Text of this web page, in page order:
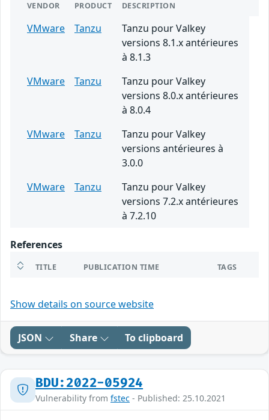
VENDOR PRODUCT DESCRIPTION
VMware Tanzu
Tanzu pour Valkey
versions 8.1.x antérieures
à 8.1.3
VMware
Tanzu
Tanzu pour Valkey
versions 8.0.x antérieures
à 8.0.4
VMware
Tanzu
Tanzu pour Valkey
versions antérieures à
3.0.0
VMware
Tanzu
Tanzu pour Valkey
versions 7.2.x antérieures
à 7.2.10
References
TITLE PUBLICATION TIME TAGS
Show details on source website
JSON Share To clipboard
BDU:2022-05924
Vulnerability from fstec - Published: 25.10.2021